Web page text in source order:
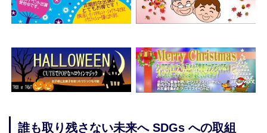
誰も取り残さない未来へ SDGs への取組